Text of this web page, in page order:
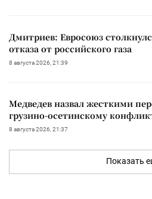
Дмитриев: Евросоюз
отказа от российского газа
8 августа 2026, 21:39
Медведев назвал жесткими
грузино-осетинскому
8 августа 2026, 21:37
Показать